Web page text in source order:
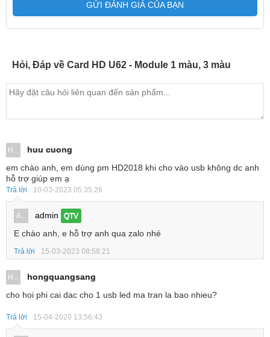
GỬI ĐÁNH GIÁ CỦA BẠN
Hỏi, Đáp về Card HD U62 - Module 1 màu, 3 màu
H...
huu cuong
em chào anh, em dùng pm HD2018 khi cho vào usb không dc anh
hỗ trợ giúp em ạ
Trả lời 10-03-2023 05:35:26
A... admin QTV
E chào anh, e hỗ trợ anh qua zalo nhé
Trả lời 15-03-2023 08:58:21
H...
hongquangsang
cho hoi phi cai dac cho 1 usb led ma tran la bao nhieu?
Trả lời 15-04-2020 13:56:43